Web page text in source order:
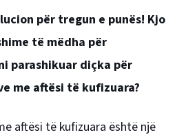
për tregun e punës! Kjo
të mëdha për
parashikuar diçka për
me aftësi të kufizuara?
aftësi të kufizuara është një